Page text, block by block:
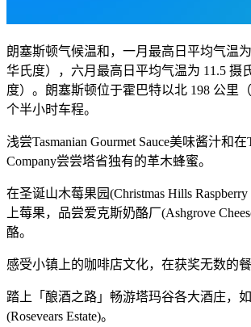
朗塞斯顿气候温和，一月最高日平均气温
华氏度），六月最高日平均气温为 11.5 摄
度）。朗塞斯顿位于霍巴特以北 198 公里
个半小时车程。
浅尝Tasmanian Gourmet Sauce美味酱汁和在
Company尝尝塔省独有的革木蜂蜜。
在圣诞山木莓果园(Christmas Hills
上莓果，品尝爱克斯奶酪厂(Ashgrove
酪。
感受小镇上的咖啡店文化，在获奖无数的餐
踏上「酿酒之路」畅游塔玛谷各大酒庄，
(Rosevears Estate)。